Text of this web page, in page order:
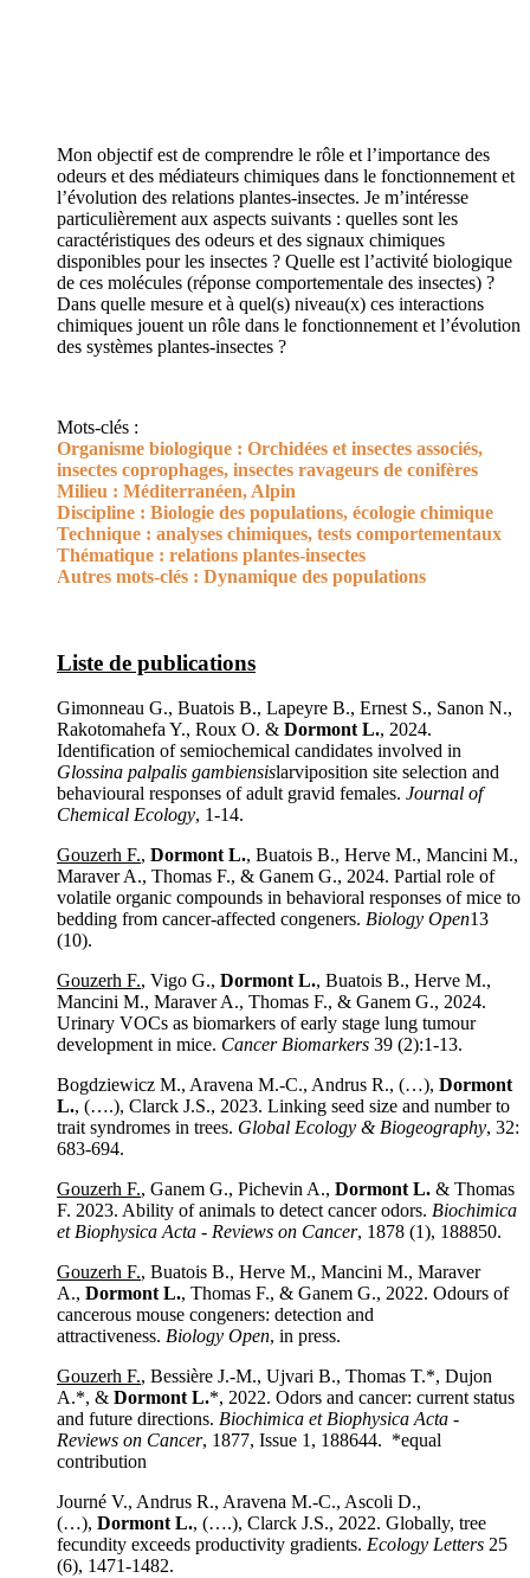
Mon objectif est de comprendre le rôle et l’importance des
odeurs et des médiateurs chimiques dans le fonctionnement et
l’évolution des relations plantes-insectes. Je m’intéresse
particulièrement aux aspects suivants : quelles sont les
caractéristiques des odeurs et des signaux chimiques
disponibles pour les insectes ? Quelle est l’activité biologique
de ces molécules (réponse comportementale des insectes) ?
Dans quelle mesure et à quel(s) niveau(x) ces interactions
chimiques jouent un rôle dans le fonctionnement et l’évolution
des systèmes plantes-insectes ?
Mots-clés :
Organisme biologique : Orchidées et insectes associés,
insectes coprophages, insectes ravageurs de conifères
Milieu : Méditerranéen, Alpin
Discipline : Biologie des populations, écologie chimique
Technique : analyses chimiques, tests comportementaux
Thématique : relations plantes-insectes
Autres mots-clés : Dynamique des populations
Liste de publications
Gimonneau G., Buatois B., Lapeyre B., Ernest S., Sanon N.,
Rakotomahefa Y., Roux O. & Dormont L., 2024.
Identification of semiochemical candidates involved in
Glossina palpalis gambiensislarviposition site selection and
behavioural responses of adult gravid females. Journal of
Chemical Ecology, 1-14.
Gouzerh F., Dormont L., Buatois B., Herve M., Mancini M.,
Maraver A., Thomas F., & Ganem G., 2024. Partial role of
volatile organic compounds in behavioral responses of mice to
bedding from cancer-affected congeners. Biology Open13
(10).
Gouzerh F., Vigo G., Dormont L., Buatois B., Herve M.,
Mancini M., Maraver A., Thomas F., & Ganem G., 2024.
Urinary VOCs as biomarkers of early stage lung tumour
development in mice. Cancer Biomarkers 39 (2):1-13.
Bogdziewicz M., Aravena M.-C., Andrus R., (…), Dormont
L., (….), Clarck J.S., 2023. Linking seed size and number to
trait syndromes in trees. Global Ecology & Biogeography, 32:
683-694.
Gouzerh F., Ganem G., Pichevin A., Dormont L. & Thomas
F. 2023. Ability of animals to detect cancer odors. Biochimica
et Biophysica Acta - Reviews on Cancer, 1878 (1), 188850.
Gouzerh F., Buatois B., Herve M., Mancini M., Maraver
A., Dormont L., Thomas F., & Ganem G., 2022. Odours of
cancerous mouse congeners: detection and
attractiveness. Biology Open, in press.
Gouzerh F., Bessière J.-M., Ujvari B., Thomas T.*, Dujon
A.*, & Dormont L.*, 2022. Odors and cancer: current status
and future directions. Biochimica et Biophysica Acta -
Reviews on Cancer, 1877, Issue 1, 188644. *equal
contribution
Journé V., Andrus R., Aravena M.-C., Ascoli D.,
(…), Dormont L., (….), Clarck J.S., 2022. Globally, tree
fecundity exceeds productivity gradients. Ecology Letters 25
(6), 1471-1482.